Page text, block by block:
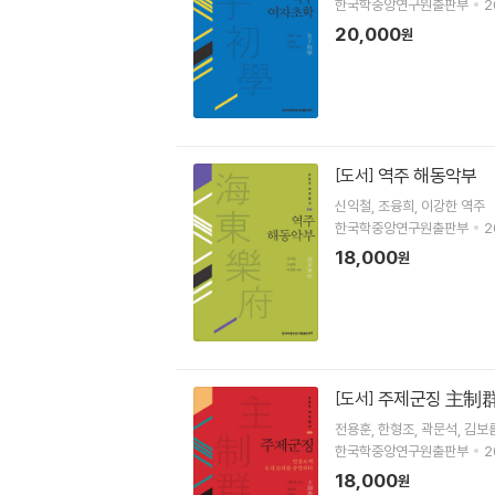
한국학중앙연구원출판부
20,000원
[도서] 역주 해동악부
신익철 조융희 이강한 역주
한국학중앙연구원출판부
18,000원
[도서] 주제군징 主制
전용훈 한형조 곽문석 김보
한국학중앙연구원출판부
18,000원